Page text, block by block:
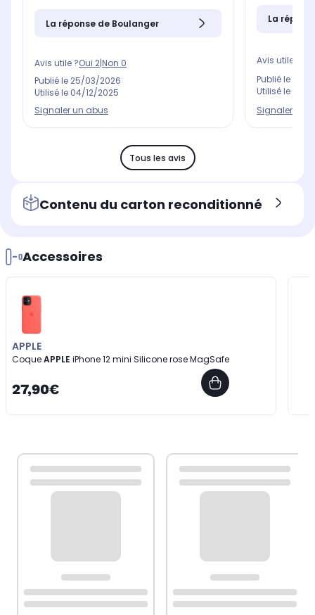
La réponse de Boulanger
Avis utile ?Oui 2|Non 0
Publié le 25/03/2026
Utilisé le 04/12/2025
Signaler un abus
La
Avis utile ?
Publié le
Utilisé le
Signaler un
Tous les avis
Contenu du carton reconditionné
Accessoires
APPLE
CoqueAPPLE iPhone 12 mini Silicone rose MagSafe
27,90€